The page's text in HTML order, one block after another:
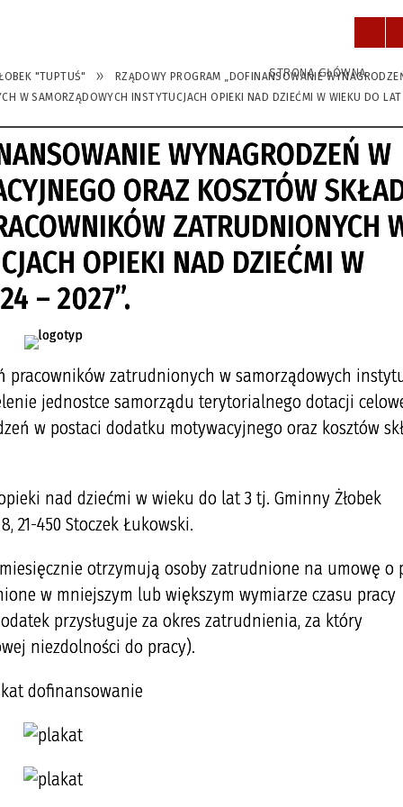
STRONA GŁÓWNA
"TUPTUŚ"
RZĄDOWY PROGRAM „DOFINANSOWANIE
W SAMORZĄDOWYCH INSTYTUCJACH OPIEKI NAD DZIEĆMI W WIEKU DO
WYNAGRODZEŃ W
ORAZ KOSZTÓW
ZATRUDNIONYCH
OPIEKI NAD DZIEĆMI W
– 2027”.
pracowników zatrudnionych w samorządowych
jednostce samorządu terytorialnego dotacji
w postaci dodatku motywacyjnego oraz kosztów
nad dziećmi w wieku do lat 3 tj. Gminny Żłobek
21-450 Stoczek Łukowski.
otrzymują osoby zatrudnione na umowę o
w mniejszym lub większym wymiarze czasu pracy
przysługuje za okres zatrudnienia, za który
niezdolności do pracy).